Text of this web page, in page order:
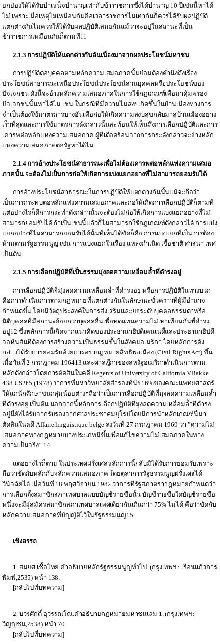
ยกย่องให้ได้รับบำเหน็จบำนาญเท่ากับข้าราชการซึ่งได้บำนาญ 10 ปีเช่นนี้หาได้
ไม่ เพราะเมื่อเหตุไม่เหมือนกันคือเวลาราชการไม่เท่ากันก็ควรได้รับผลปฏิบัติ
แตกต่างกันไม่ควรให้ได้รับผลปฏิบัติเสมอกันแม้ว่าจะอยู่ในสถานะที่เป็น
ข้าราชการเหมือนกันก็ตามที11
2.1.3 การปฏิบัติให้แตกต่างกันอันเนื่องมาจากผลประโยชน์มหาชน
การปฏิบัติต่อบุคคลตามหลักความเสมอภาคนั้นย่อมต้องคำนึงถึงเรื่อง
ประโยชน์สาธารณะเหนือประโยชน์ประโยชน์ส่วนบุคคลหรือประโยชน์ของ
ปัจเจกชน ดังนี้จะอ้างหลักความเสมอภาคในการใช้กฎเกณฑ์เพื่อมาคุ้มครอง
ปัจเจกชนนั้นหาได้ไม่ เช่น ในกรณีที่มีความไม่สงบเกิดขึ้นในบ้านเมืองทางการ
จำเป็นต้องใช้มาตรการบางอันเพื่อก่อให้เกิดความสงบสุขกลับมาสู่บ้านเมืองอย่าง
เร็วที่สุดและการใช้มาตรการดังกล่าวนั้นสะท้อนให้เห็นถึงการเลือกปฏิบัติและการ
เคารพต่อหลักแห่งความเสมอภาค ผู้ที่เดือดร้อนจากการกระดังกล่าวจะอ้างหลัก
แห่งความเสมอภาคต่อรัฐหาได้ไม่
2.1.4 การอ้างประโยชน์สาธารณะเพื่อไม่ต้องเคารพต่อหลักแห่งความเสมอ
ภาคนั้น จะต้องไม่เป็นการก่อให้เกิดการแบ่งแยกอย่างที่ไม่สามารถยอมรับได้
การอ้างประโยชน์สาธารณะในการปฏิบัติให้แตกต่างกันนั้นแม้จะถือว่า
เป็นการกระทบต่อหลักแห่งความเสมอภาคและก่อให้เกิดการเลือกปฏิบัติก็ตามที
แต่อย่างไรก็ดีการกระทำดังกล่าวนั้นจะต้องไม่ก่อให้เกิดการแบ่งแยกอย่างที่ไม่
สามารถยอมรับได้ ถ้าเป็นเช่นนี้แล้วก็ไม่สามารถใช้กฎเกณฑ์ดังกล่าวได้ การแบ่ง
แยกอย่างที่ไม่สามารถยอมรับได้นั้นที่เห็นได้ชัดก็คือ การแบ่งแยกที่เป็นการต้อง
ห้ามตามรัฐธรรมนูญ เช่น การแบ่งแยกในเรื่อง แหล่งกำเนิด เชื้อชาติ ศาสนา เพศ
เป็นต้น
2.1.5 การเลือกปฏิบัติที่เป็นธรรมมุ่งลดความเหลื่อมล้ำที่ดำรงอยู่
การเลือกปฏิบัติที่มุ่งลดความเหลื่อมล้ำที่ดำรงอยู่ หรือการปฏิบัติในทางบวก
คือการดำเนินการตามกฎหมายที่แตกต่างกันในลักษณะชั่วคราวที่ผู้มีอำนาจ
กำหนดขึ้น โดยมีวัตถุประสงค์ในการส่งเสริมและยกระดับบุคคลธรรมดาหรือ
นิติบุคคลที่มีสถานะด้อยกว่าบุคคลอื่นเพื่อทดแทนความไม่เท่าเทียมกันที่ดำรง
อยู่12 ซึ่งหลักการนี้เกิดจากแนวคิดของประธานาธิปดีเคนเนดี้และประธานาธิปดี
จอห์นสันที่ต้องการสร้างความเป็นธรรมขึ้นในสังคมอเมริกา โดยหลักการดัง
กล่าวได้รับการยอมรับด้วยการตรากฎหมายสิทธิพลเมือง (Civil Rights Act) ขึ้น
เมื่อวันที่ 2 กรกฎาคม 196413 และศาลฎีกาของสหรัฐอเมริกาดำเนินการตาม
หลักดังกล่าวโดยการตัดสินในคดี Regents of University of California V.Bakke
438 US265 (1978) ว่าการที่มหาวิทยาลัยสำรองที่นั่ง 16%ของคณะแพทยศาสตร์
ให้แก่นักศึกษาชนกลุ่มน้อยต่างๆถือว่าเป็นการเลือกปฏิบัติที่มุ่งลดความเหลื่อมล้ำ
ที่ดำรงอยู่ เป็นต้น นอกจากนี้หลักการเลือกปฏิบัติที่มุ่งลดความเหลื่อมล้ำที่ดำรง
อยู่นี้ยังได้รับจากรับรองจากศาลประชาคมยุโรปโดยมีการนำหลักเกณฑ์นี้มา
ตัดสินในคดี Affaire linguistique belge ลงวันที่ 27 กรกฎาคม 1969 ว่า ”ความไม่
เสมอภาคทางกฎหมายบางประเภทมีขึ้นเพื่อแก้ไขความไม่เสมอภาคในทาง
ความเป็นจริง” 14
แต่อย่างไรก็ตาม ในประเทศฝรั่งเศสหลักการนี้กลับมิได้รับการยอมรับเพราะ
ถือว่าขัดกับหลักกับหลักความเสมอภาค โดยตุลาการรัฐธรรมนูญฝรั่งเศสได้
วินิจฉัยได้ เมื่อวันที่ 18 พฤศจิกายน 1982 ว่าการที่รัฐสภาตรากฎหมายกำหนดว่า
การเลือกตั้งสมาชิกสภาเทศบาลแบบบัญชีรายชื่อนั้น บัญชีรายชื่อใดบัญชีรายชื่อ
หนึ่งจะมีผู้สมัครสมาชิกสภาเทศบาลเพศเดียวกันเกินกว่า 75% ไม่ได้ คือว่าขัดกับ
หลักความเสมอภาคที่บัญญัติไว้ในรัฐธรรมนูญ15
เชิงอรรถ
1. สมยศ เชื้อไทย.คำอธิบายหลักรัฐธรรมนูญทั่วไป. (กรุงเทพฯ : เรือนแก้วการ
พิมพ์,2535) หน้า 138.
[กลับไปที่บทความ]
2. บวรศักดิ์ อุวรรณโณ.คำอธิบายกฎหมายมหาชนเล่ม 1. (กรุงเทพฯ :
วิญญูชน,2538) หน้า 70.
[กลับไปที่บทความ]